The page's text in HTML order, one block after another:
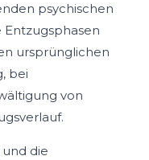
psychischen
ursprünglichen
bei
von
die